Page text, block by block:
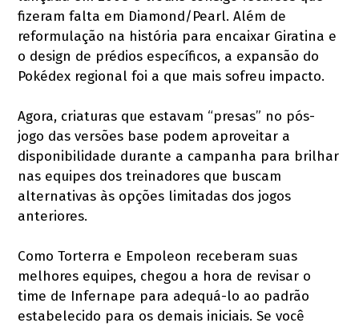
fizeram falta em Diamond/Pearl. Além de
reformulação na história para encaixar Giratina e
o design de prédios específicos, a expansão do
Pokédex regional foi a que mais sofreu impacto.
Agora, criaturas que estavam “presas” no pós-
jogo das versões base podem aproveitar a
disponibilidade durante a campanha para brilhar
nas equipes dos treinadores que buscam
alternativas às opções limitadas dos jogos
anteriores.
Como Torterra e Empoleon receberam suas
melhores equipes, chegou a hora de revisar o
time de Infernape para adequá-lo ao padrão
estabelecido para os demais iniciais. Se você